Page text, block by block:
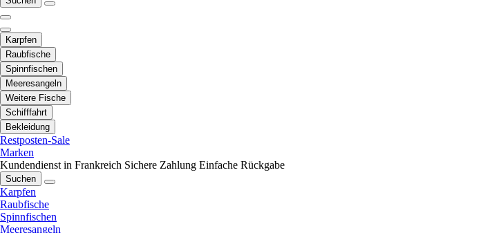
Karpfen
Raubfische
Spinnfischen
Meeresangeln
Weitere Fische
Schifffahrt
Bekleidung
Restposten-Sale
Marken
Kundendienst in Frankreich Sichere Zahlung Einfache Rückgabe
Suchen
Karpfen
Raubfische
Spinnfischen
Meeresangeln